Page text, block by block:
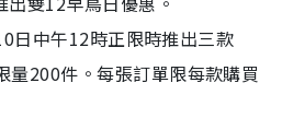
日中午12時正限時推出三款
量200件。每張訂單限每款購買